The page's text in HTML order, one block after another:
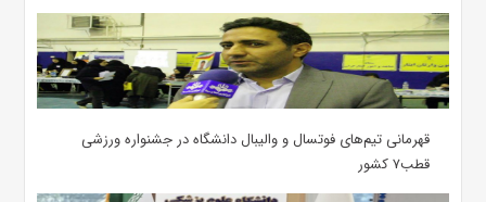
قهرمانی تیم‌های فوتسال و والیبال دانشگاه در جشنواره ورزشی
قطب۷ کشور